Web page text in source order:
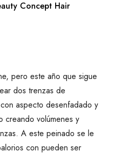
Concept Hair
pero este año que sigue
dos trenzas de
aspecto desenfadado y
creando volúmenes y
A este peinado se le
con pueden ser